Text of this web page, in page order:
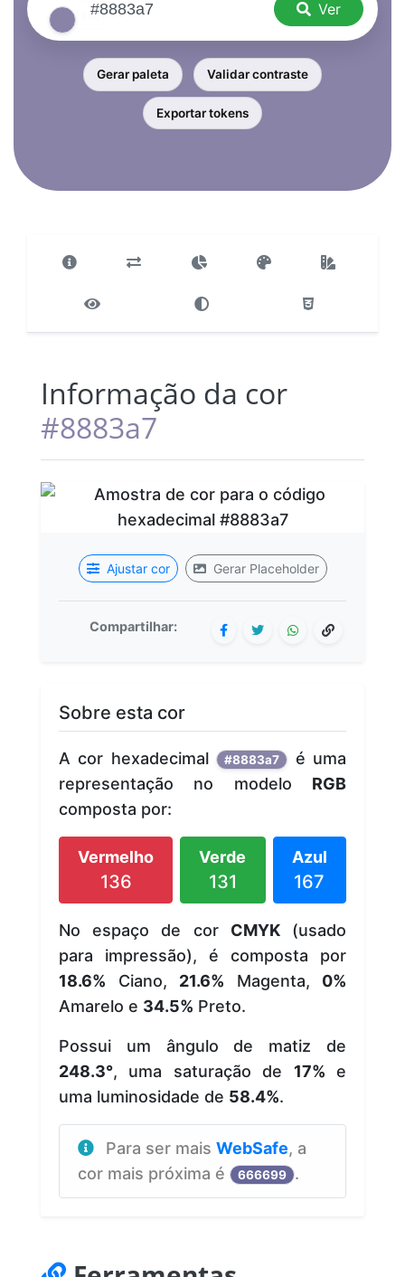
Ver
Gerar paleta Validar contraste
Exportar tokens
Informação da cor
#8883a7
Ajustar cor Gerar Placeholder
Compartilhar:
Sobre esta cor
A cor hexadecimal #8883a7
é uma
representação no modelo RGB
composta por:
Vermelho
136
Verde
131
Azul
167
No espaço de cor CMYK(usado
para impressão), é composta por
18.6% Ciano, 21.6% Magenta, 0%
Amarelo e 34.5% Preto.
Possui um ângulo de matiz de
248.3°, uma saturação de 17% e
uma luminosidade de 58.4%.
Para ser mais WebSafe, a
cor mais próxima é
666699 .